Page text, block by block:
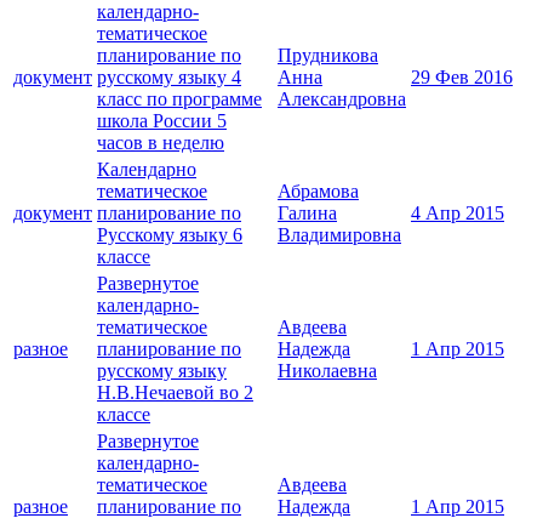
документ
календарно-
тематическое
планирование по
русскому языку 4
класс по программе
школа России 5
часов в неделю
Прудникова
Анна
Александровна
29 Фев 2016
документ
Календарно
тематическое
планирование по
Русскому языку 6
классе
Абрамова
Галина
Владимировна
4 Апр 2015
разное
Развернутое
календарно-
тематическое
планирование по
русскому языку
Н.В.Нечаевой во 2
классе
Авдеева
Надежда
Николаевна
1 Апр 2015
разное
Развернутое
календарно-
тематическое
планирование по
Авдеева
Надежда
1 Апр 2015